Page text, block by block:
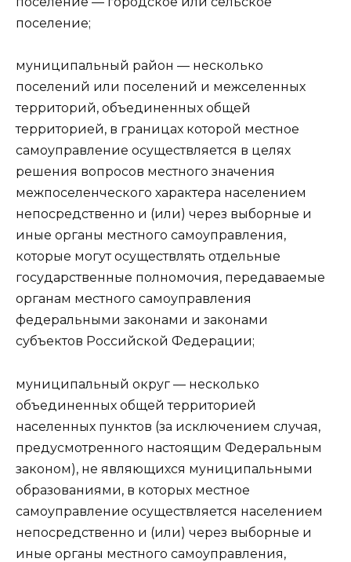
поселение;
муниципальный район — несколько
поселений или поселений и межселенных
территорий, объединенных общей
территорией, в границах которой местное
самоуправление осуществляется в целях
решения вопросов местного значения
межпоселенческого характера населением
непосредственно и (или) через выборные и
иные органы местного самоуправления,
которые могут осуществлять отдельные
государственные полномочия, передаваемые
органам местного самоуправления
федеральными законами и законами
субъектов Российской Федерации;
муниципальный округ — несколько
объединенных общей территорией
населенных пунктов (за исключением случая,
предусмотренного настоящим Федеральным
законом), не являющихся муниципальными
образованиями, в которых местное
самоуправление осуществляется населением
непосредственно и (или) через выборные и
иные органы местного самоуправления,